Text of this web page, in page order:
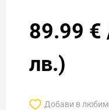
89.99 €
лв.)
Добави в